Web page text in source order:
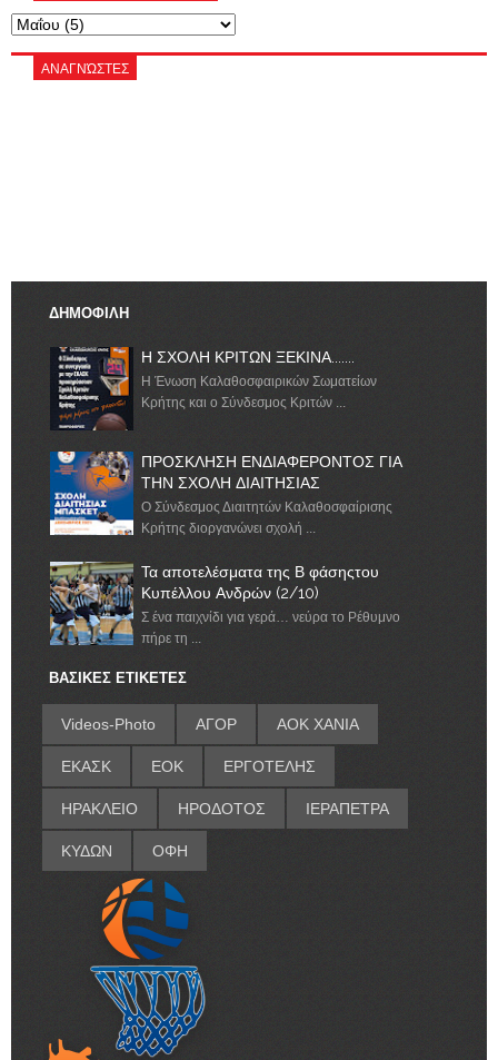
ΑΝΑΓΝΏΣΤΕΣ
ΔΗΜΟΦΙΛΗ
Η ΣΧΟΛΗ ΚΡΙΤΩΝ ΞΕΚΙΝΑ.......
Η Ένωση Καλαθοσφαιρικών Σωματείων
Κρήτης και ο Σύνδεσμος Κριτών ...
ΠΡΟΣΚΛΗΣΗ ΕΝΔΙΑΦΕΡΟΝΤΟΣ ΓΙΑ
ΤΗΝ ΣΧΟΛΗ ΔΙΑΙΤΗΣΙΑΣ
Ο Σύνδεσμος Διαιτητών Καλαθοσφαίρισης
Κρήτης διοργανώνει σχολή ...
Τα αποτελέσματα της Β φάσηςτου
Κυπέλλου Ανδρών (2/10)
Σ ένα παιχνίδι για γερά… νεύρα το Ρέθυμνο
πήρε τη ...
ΒΑΣΙΚΕΣ ΕΤΙΚΕΤΕΣ
Videos-Photo ΑΓΟΡ ΑΟΚ ΧΑΝΙΑ
ΕΚΑΣΚ ΕΟΚ ΕΡΓΟΤΕΛΗΣ
ΗΡΑΚΛΕΙΟ ΗΡΟΔΟΤΟΣ ΙΕΡΑΠΕΤΡΑ
ΚΥΔΩΝ ΟΦΗ